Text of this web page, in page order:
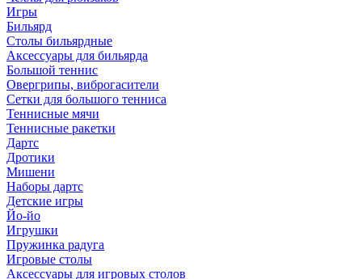
Игры
Бильярд
Столы бильярдные
Аксессуары для бильярда
Большой теннис
Овергрипы, виброгасители
Сетки для большого тенниса
Теннисные мячи
Теннисные ракетки
Дартс
Дротики
Мишени
Наборы дартс
Детские игры
Йо-йо
Игрушки
Пружинка радуга
Игровые столы
Аксессуары для игровых столов